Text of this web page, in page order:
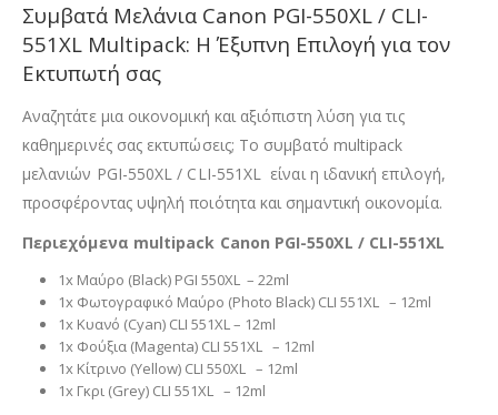
Συμβατά Μελάνια Canon PGI-550XL / CLI-
551XL Multipack: Η Έξυπνη Επιλογή για τον
Εκτυπωτή σας
Αναζητάτε μια οικονομική και αξιόπιστη λύση για τις
καθημερινές σας εκτυπώσεις; Το συμβατό multipack
μελανιών PGI-550XL / CLI-551XL είναι η ιδανική επιλογή,
προσφέροντας υψηλή ποιότητα και σημαντική οικονομία.
Περιεχόμενα multipack Canon PGI-550XL / CLI-551XL
1x Μαύρο (Black) PGI 550XL – 22ml
1x Φωτογραφικό Μαύρο (Photo Black) CLI 551XL – 12ml
1x Κυανό (Cyan) CLI 551XL – 12ml
1x Φούξια (Magenta) CLI 551XL – 12ml
1x Κίτρινο (Yellow) CLI 550XL – 12ml
1x Γκρι (Grey) CLI 551XL – 12ml